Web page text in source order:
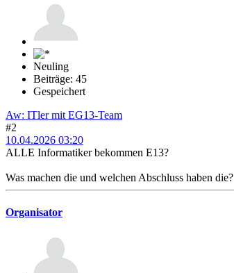
Neuling
Beiträge: 45
Gespeichert
Aw: ITler mit EG13-Team
#2
10.04.2026 03:20
ALLE Informatiker bekommen E13?
Was machen die und welchen Abschluss haben die?
Organisator